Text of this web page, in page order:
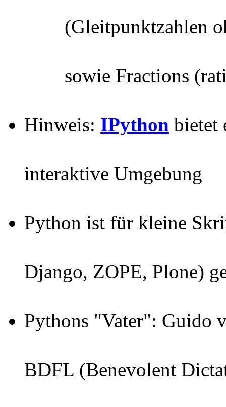
(Gleitpunktzahlen
sowie Fractions
Hinweis: IPython bietet
interaktive Umgebung
Python ist für kleine
Django, ZOPE, Plone)
Pythons "Vater": Guido
BDFL (Benevolent